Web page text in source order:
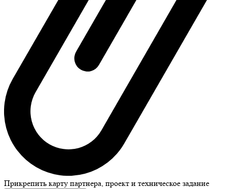
Прикрепить карту партнера, проект и техническое задание